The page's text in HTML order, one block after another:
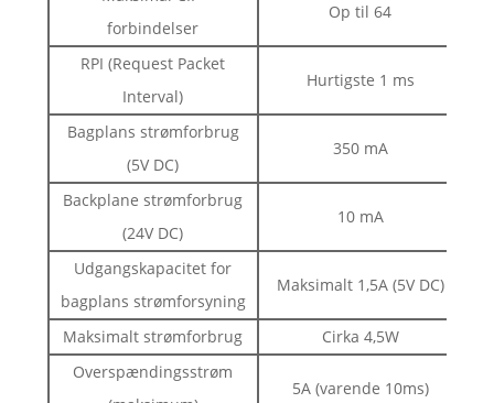
forbindelser
Op til 64
RPI (Request Packet
Interval)
Hurtigste 1 ms
Bagplans strømforbrug
(5V DC)
350 mA
Backplane strømforbrug
(24V DC)
10 mA
Udgangskapacitet for
bagplans strømforsyning
Maksimalt 1,5A (5V DC)
Maksimalt strømforbrug
Cirka 4,5W
Overspændingsstrøm
5A (varende 10ms)